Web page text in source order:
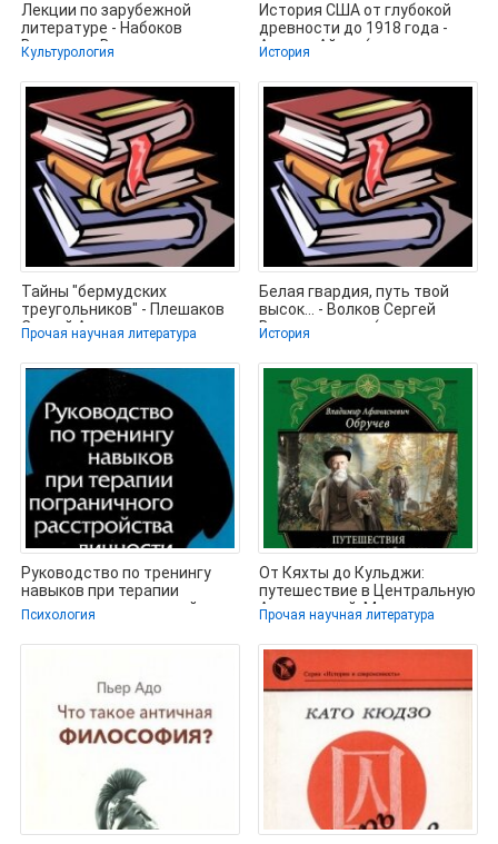
Лекции по зарубежной
литературе - Набоков
Владимир Владимирович
(книги серии
Культурология
История США от глубокой
древности до 1918 года -
Азимов Айзек (читать книги
История
Тайны "бермудских
треугольников" - Плешаков
Сергей Александрович
(читать книги
Прочая научная литература
Белая гвардия, путь твой
высок... - Волков Сергей
Владимирович (лучшие
книги
История
Руководство по тренингу
навыков при терапии
пограничного расстройства
Психология
От Кяхты до Кульджи:
путешествие в Центральную
Азию и китай. Мои
путешествия по
Прочая научная литература